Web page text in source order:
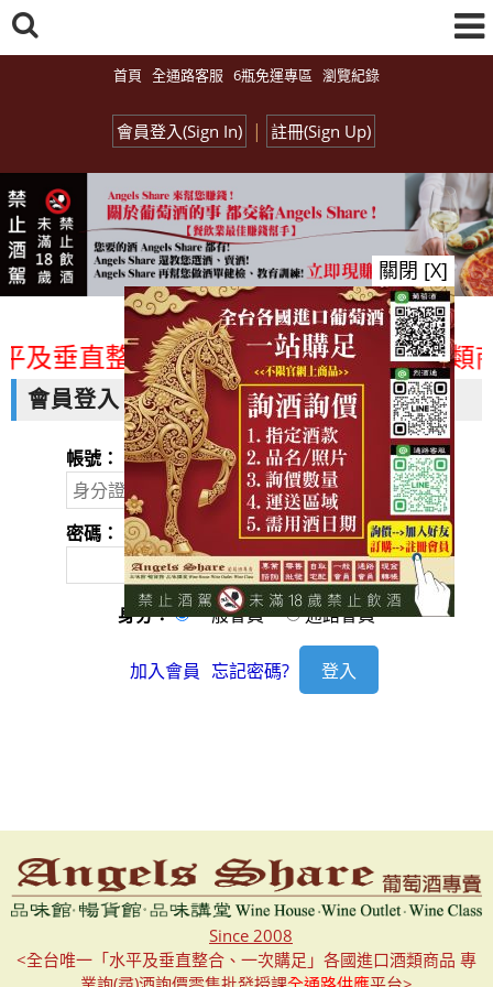
首頁 全通路客服 6瓶免運專區 瀏覽紀錄
會員登入(Sign In) | 註冊(Sign Up)
及垂直整合、一次購足」各國進口酒類
會員登入
帳號：
密碼：
身分： 一般會員 通路會員
加入會員 忘記密碼?
Since 2008
<全台唯一「水平及垂直整合、一次購足」各國進口酒類商品 專
關閉 [X]